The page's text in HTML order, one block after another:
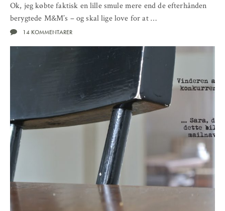
Ok, jeg købte faktisk en lille smule mere end de efterhånden
berygtede M&M’s – og skal lige love for at …
14 KOMMENTARER